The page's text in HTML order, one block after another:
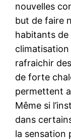
nouvelles
but de faire
habitants de
rafraichir
de forte
permettent
Même si
dans
la sensation